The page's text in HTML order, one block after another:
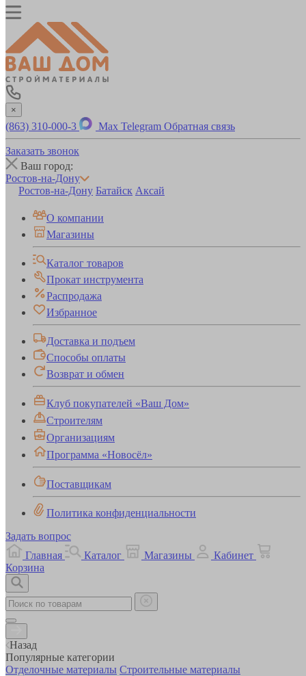
×
(863) 310-000-3 Max Telegram Обратная связь
Заказать звонок
Ваш город:
Ростов-на-Дону
Ростов-на-Дону Батайск Аксай
О компании
Магазины
Каталог товаров
Прокат инструмента
Распродажа
Избранное
Доставка и подъем
Способы оплаты
Возврат и обмен
Клуб покупателей «Ваш Дом»
Строителям
Организациям
Программа «Новосёл»
Поставщикам
Политика конфиденциальности
Задать вопрос
Главная
Каталог Магазины
Кабинет
Корзина
Назад
Популярные категории
Отделочные материалы Строительные материалы